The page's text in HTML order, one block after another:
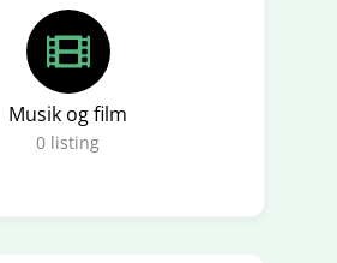
Musik og film
0 listing